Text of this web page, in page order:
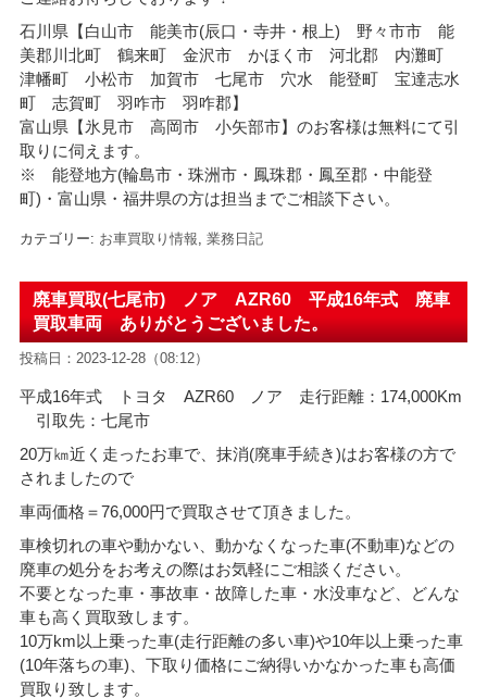
石川県【白山市 能美市(辰口・寺井・根上) 野々市市 能
美郡川北町 鶴来町 金沢市 かほく市 河北郡 内灘町
津幡町 小松市 加賀市 七尾市 穴水 能登町 宝達志水
町 志賀町 羽咋市 羽咋郡】
富山県【氷見市 高岡市 小矢部市】のお客様は無料にて引
取りに伺えます。
※ 能登地方(輪島市・珠洲市・ 鳳珠郡・鳳至郡・中能登
町)・富山県・福井県の方は担当までご相談下さい。
カテゴリー: お車買取り情報 業務日記
廃車買取(七尾市) ノア AZR60 平成16年式 廃車
買取車両 ありがとうございました。
投稿日：2023-12-28（08:12）
平成16年式 トヨタ AZR60 ノア 走行距離：174,000Km
引取先：七尾市
20万㎞近く走ったお車で、抹消(廃車手続き)はお客様の方で
されましたので
車両価格＝76,000円で買取させて頂きました。
車検切れの車や動かない、動かなくなった車(不動車)などの
廃車の処分をお考えの際はお気軽にご相談ください。
不要となった車・事故車・故障した車・水没車など、どんな
車も高く買取致します。
10万km以上乗った車(走行距離の多い車)や10年以上乗った車
(10年落ちの車)、下取り価格にご納得いかなかった車も高価
買取り致します。